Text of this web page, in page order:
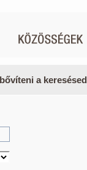
a keresésed